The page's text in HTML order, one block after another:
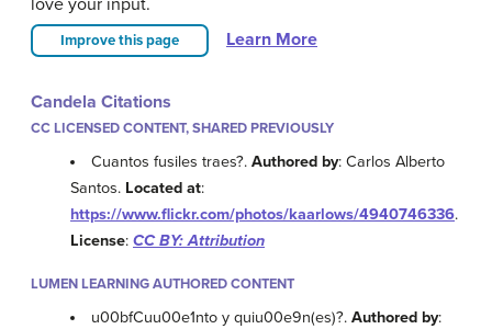
Improve this page Learn More
Candela Citations
CC LICENSED CONTENT, SHARED PREVIOUSLY
Cuantos fusiles traes?.Authored by: Carlos Alberto
Santos. Located at:
https://www.flickr.com/photos/kaarlows/4940746336.
License: CC BY: Attribution
LUMEN LEARNING AUTHORED CONTENT
u00bfCuu00e1nto y quiu00e9n(es)?.Authored by: